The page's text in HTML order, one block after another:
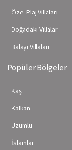
Özel Plaj Villaları
Doğadaki Villalar
Balayı Villaları
Popüler Bölgeler
Kaş
Kalkan
Üzümlü
İslamlar